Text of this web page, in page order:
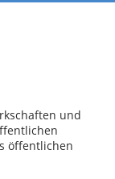
und
öffentlichen